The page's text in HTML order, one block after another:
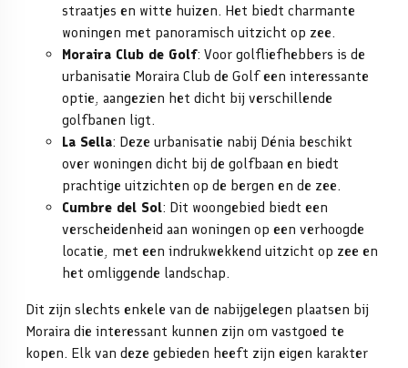
straatjes en witte huizen. Het biedt charmante
woningen met panoramisch uitzicht op zee.
Moraira Club de Golf: Voor golfliefhebbers is de
urbanisatie Moraira Club de Golf een interessante
optie, aangezien het dicht bij verschillende
golfbanen ligt.
La Sella: Deze urbanisatie nabij Dénia beschikt
over woningen dicht bij de golfbaan en biedt
prachtige uitzichten op de bergen en de zee.
Cumbre del Sol: Dit woongebied biedt een
verscheidenheid aan woningen op een verhoogde
locatie, met een indrukwekkend uitzicht op zee en
het omliggende landschap.
Dit zijn slechts enkele van de nabijgelegen plaatsen bij
Moraira die interessant kunnen zijn om vastgoed te
kopen. Elk van deze gebieden heeft zijn eigen karakter